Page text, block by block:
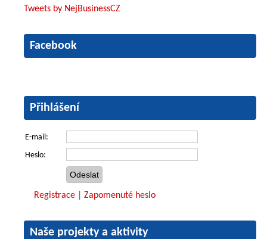
Tweets by NejBusinessCZ
Facebook
Přihlášení
E-mail:
Heslo:
Registrace Zapomenuté heslo
Naše projekty a aktivity